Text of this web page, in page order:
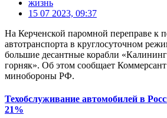
жизнь
15 07 2023, 09:37
На Керченской паромной переправе к
автотранспорта в круглосуточном
большие десантные корабли
горняк». Об этом сообщает
минобороны РФ.
Техобслуживание автомобилей в
21%